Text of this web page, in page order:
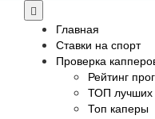
Главная
Ставки на спорт
Проверка
Рейтинг
ТОП лучших
Топ каперы